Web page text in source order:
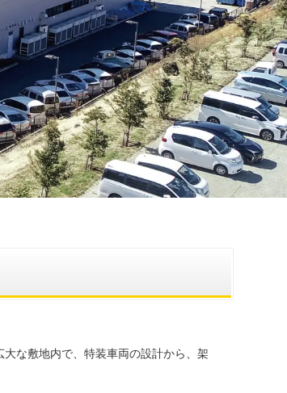
な敷地内で、特装車両の設計から、架